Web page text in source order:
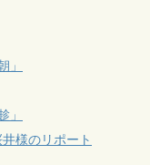
」
」
様のリポート